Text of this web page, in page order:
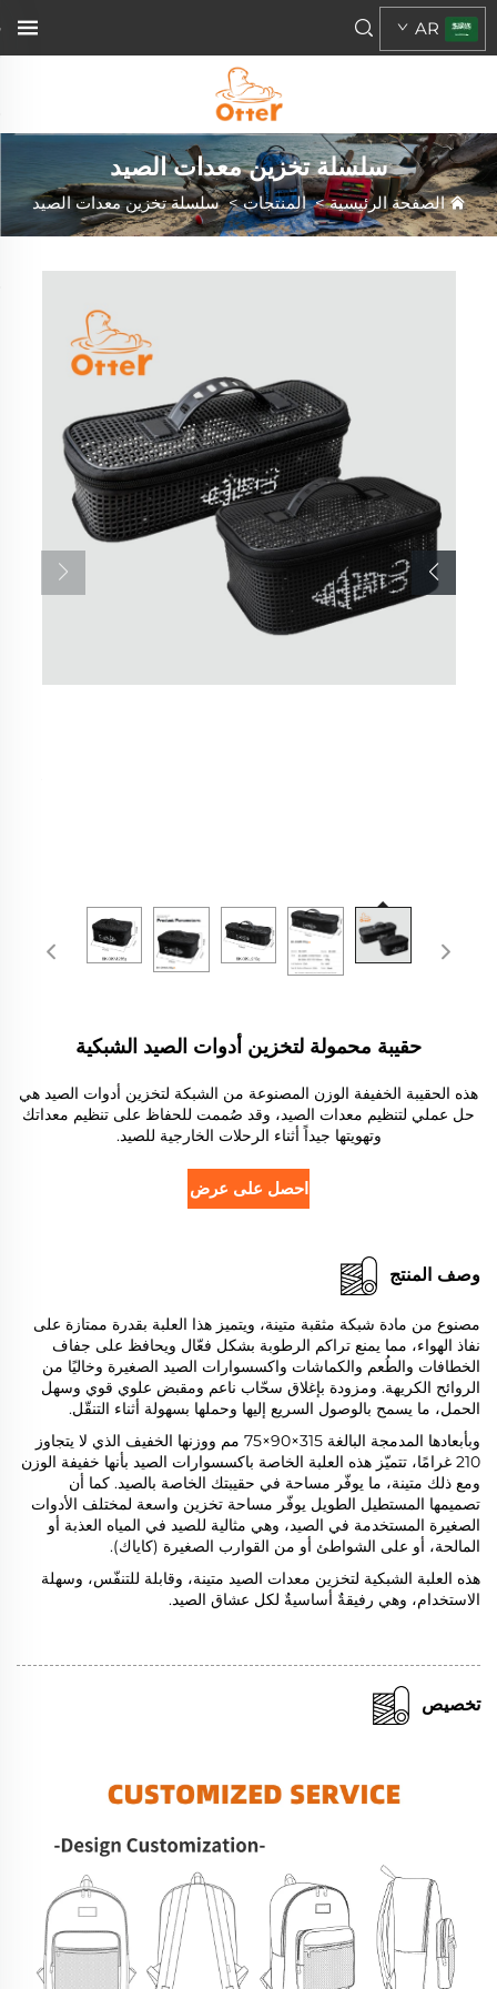
AR
سلسلة تخزين معدات الصيد
الصفحة الرئيسية>المنتجات>سلسلة تخزين معدات الصيد
حقيبة محمولة لتخزين أدوات الصيد الشبكية
هذه الحقيبة الخفيفة الوزن المصنوعة من الشبكة لتخزين أدوات الصيد هي
حل عملي لتنظيم معدات الصيد، وقد صُممت للحفاظ على تنظيم معداتك
وتهويتها جيداً أثناء الرحلات الخارجية للصيد.
احصل على عرض أسعار
وصف المنتج
مصنوع من مادة شبكة مثقبة متينة، ويتميز هذا العلبة بقدرة ممتازة على
نفاذ الهواء، مما يمنع تراكم الرطوبة بشكل فعّال ويحافظ على جفاف
الخطافات والطُعم والكماشات واكسسوارات الصيد الصغيرة وخاليًا من
الروائح الكريهة. ومزودة بإغلاق سحّاب ناعم ومقبض علوي قوي وسهل
الحمل، ما يسمح بالوصول السريع إليها وحملها بسهولة أثناء التنقّل.
وبأبعادها المدمجة البالغة 315×90×75 مم ووزنها الخفيف الذي لا يتجاوز
210 غرامًا، تتميّز هذه العلبة الخاصة باكسسوارات الصيد بأنها خفيفة الوزن
ومع ذلك متينة، ما يوفّر مساحة في حقيبتك الخاصة بالصيد. كما أن
تصميمها المستطيل الطويل يوفّر مساحة تخزين واسعة لمختلف الأدوات
الصغيرة المستخدمة في الصيد، وهي مثالية للصيد في المياه العذبة أو
المالحة، أو على الشواطئ أو من القوارب الصغيرة (كاياك).
هذه العلبة الشبكية لتخزين معدات الصيد متينة، وقابلة للتنفّس، وسهلة
الاستخدام، وهي رفيقةٌ أساسيةٌ لكل عشاق الصيد.
تخصيص